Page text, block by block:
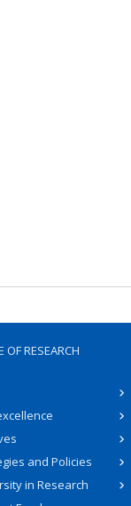
OF RESEARCH
and Policies
in Research